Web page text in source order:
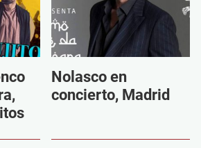
Nolasco en
concierto, Madrid